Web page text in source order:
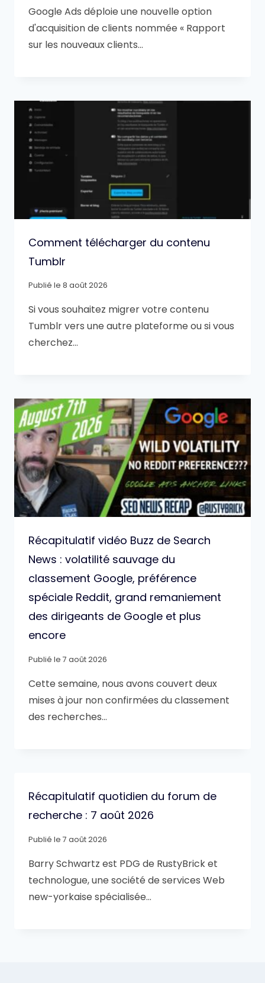
Google Ads déploie une nouvelle option
d'acquisition de clients nommée « Rapport
sur les nouveaux clients…
Comment télécharger du contenu
Tumblr
Publié le 8 août 2026
Si vous souhaitez migrer votre contenu
Tumblr vers une autre plateforme ou si vous
cherchez…
Récapitulatif vidéo Buzz de Search
News : volatilité sauvage du
classement Google, préférence
spéciale Reddit, grand remaniement
des dirigeants de Google et plus
encore
Publié le 7 août 2026
Cette semaine, nous avons couvert deux
mises à jour non confirmées du classement
des recherches…
Récapitulatif quotidien du forum de
recherche : 7 août 2026
Publié le 7 août 2026
Barry Schwartz est PDG de RustyBrick et
technologue, une société de services Web
new-yorkaise spécialisée…